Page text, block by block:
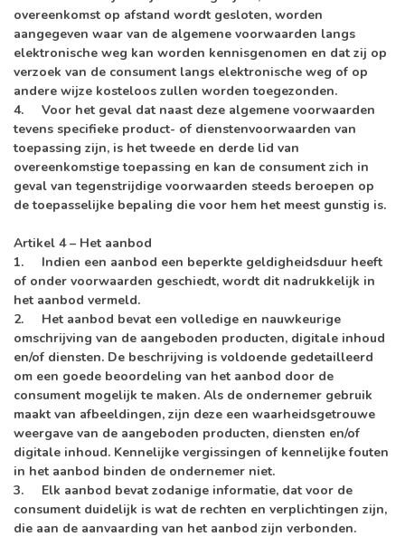
overeenkomst op afstand wordt gesloten, worden
aangegeven waar van de algemene voorwaarden langs
elektronische weg kan worden kennisgenomen en dat zij op
verzoek van de consument langs elektronische weg of op
andere wijze kosteloos zullen worden toegezonden.
4. Voor het geval dat naast deze algemene voorwaarden
tevens specifieke product- of dienstenvoorwaarden van
toepassing zijn, is het tweede en derde lid van
overeenkomstige toepassing en kan de consument zich in
geval van tegenstrijdige voorwaarden steeds beroepen op
de toepasselijke bepaling die voor hem het meest gunstig is.
Artikel 4 – Het aanbod
1. Indien een aanbod een beperkte geldigheidsduur heeft
of onder voorwaarden geschiedt, wordt dit nadrukkelijk in
het aanbod vermeld.
2. Het aanbod bevat een volledige en nauwkeurige
omschrijving van de aangeboden producten, digitale inhoud
en/of diensten. De beschrijving is voldoende gedetailleerd
om een goede beoordeling van het aanbod door de
consument mogelijk te maken. Als de ondernemer gebruik
maakt van afbeeldingen, zijn deze een waarheidsgetrouwe
weergave van de aangeboden producten, diensten en/of
digitale inhoud. Kennelijke vergissingen of kennelijke fouten
in het aanbod binden de ondernemer niet.
3. Elk aanbod bevat zodanige informatie, dat voor de
consument duidelijk is wat de rechten en verplichtingen zijn,
die aan de aanvaarding van het aanbod zijn verbonden.